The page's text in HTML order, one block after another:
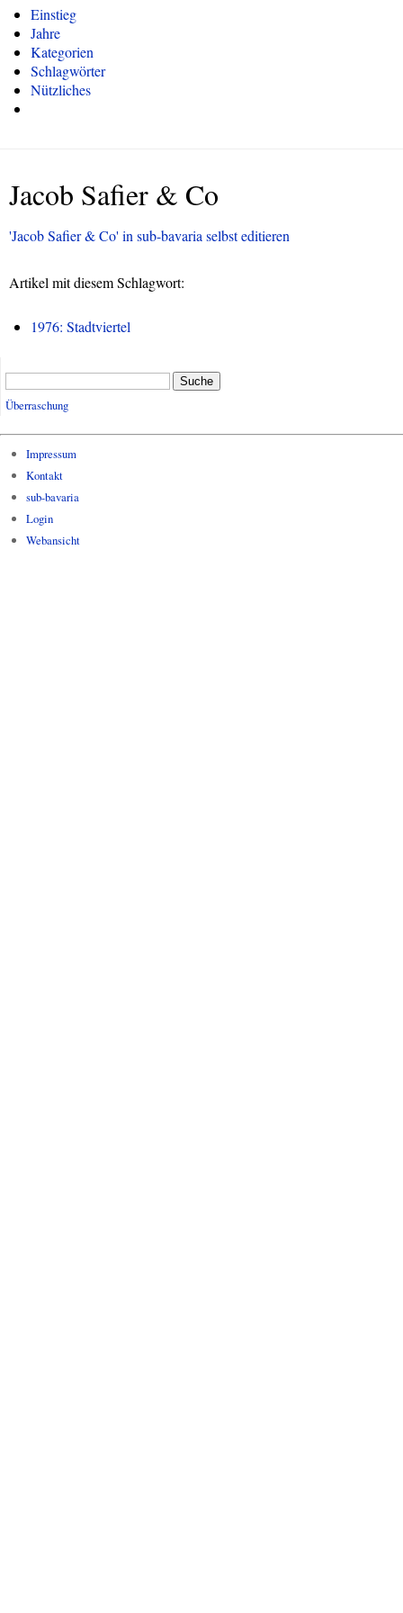
Einstieg
Jahre
Kategorien
Schlagwörter
Nützliches
Jacob Safier & Co
'Jacob Safier & Co' in sub-bavaria selbst editieren
Artikel mit diesem Schlagwort:
1976: Stadtviertel
Suche
Überraschung
Impressum
Kontakt
sub-bavaria
Login
Webansicht